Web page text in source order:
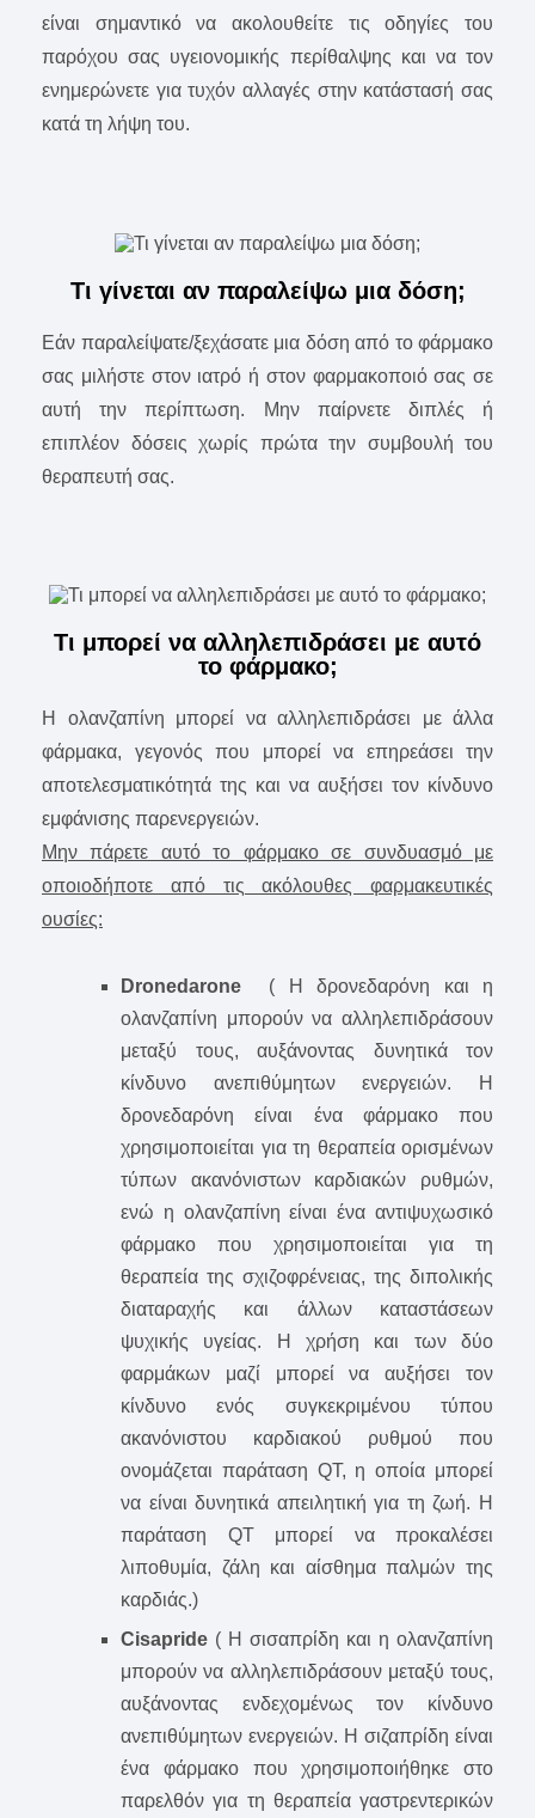
είναι σημαντικό να ακολουθείτε τις οδηγίες του
παρόχου σας υγειονομικής περίθαλψης και να τον
ενημερώνετε για τυχόν αλλαγές στην κατάστασή σας
κατά τη λήψη του.
Τι γίνεται αν παραλείψω μια δόση;
Εάν παραλείψατε/ξεχάσατε μια δόση από το φάρμακο
σας μιλήστε στον ιατρό ή στον φαρμακοποιό σας σε
αυτή την περίπτωση. Μην παίρνετε διπλές ή
επιπλέον δόσεις χωρίς πρώτα την συμβουλή του
θεραπευτή σας.
Τι μπορεί να αλληλεπιδράσει με αυτό
το φάρμακο;
Η ολανζαπίνη μπορεί να αλληλεπιδράσει με άλλα
φάρμακα, γεγονός που μπορεί να επηρεάσει την
αποτελεσματικότητά της και να αυξήσει τον κίνδυνο
εμφάνισης παρενεργειών.
Μην πάρετε αυτό το φάρμακο σε συνδυασμό με
οποιοδήποτε από τις ακόλουθες φαρμακευτικές
ουσίες:
Dronedarone
( Η δρονεδαρόνη και η
ολανζαπίνη μπορούν να αλληλεπιδράσουν
μεταξύ τους, αυξάνοντας δυνητικά τον
κίνδυνο ανεπιθύμητων ενεργειών. Η
δρονεδαρόνη είναι ένα φάρμακο που
χρησιμοποιείται για τη θεραπεία ορισμένων
τύπων ακανόνιστων καρδιακών ρυθμών,
ενώ η ολανζαπίνη είναι ένα αντιψυχωσικό
φάρμακο που χρησιμοποιείται για τη
θεραπεία της σχιζοφρένειας, της διπολικής
διαταραχής και άλλων καταστάσεων
ψυχικής υγείας. Η χρήση και των δύο
φαρμάκων μαζί μπορεί να αυξήσει τον
κίνδυνο ενός συγκεκριμένου τύπου
ακανόνιστου καρδιακού ρυθμού που
ονομάζεται παράταση QT, η οποία μπορεί
να είναι δυνητικά απειλητική για τη ζωή. Η
παράταση QT μπορεί να προκαλέσει
λιποθυμία, ζάλη και αίσθημα παλμών της
καρδιάς.)
Cisapride ( Η σισαπρίδη και η ολανζαπίνη
μπορούν να αλληλεπιδράσουν μεταξύ τους,
αυξάνοντας ενδεχομένως τον κίνδυνο
ανεπιθύμητων ενεργειών. Η σιζαπρίδη είναι
ένα φάρμακο που χρησιμοποιήθηκε στο
παρελθόν για τη θεραπεία γαστρεντερικών